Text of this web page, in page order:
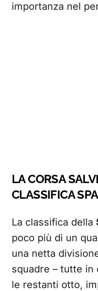
importanza nel
LA CORSA
CLASSIFICA
La classifica della
poco più di un
una netta
squadre – tutte in
le restanti otto,